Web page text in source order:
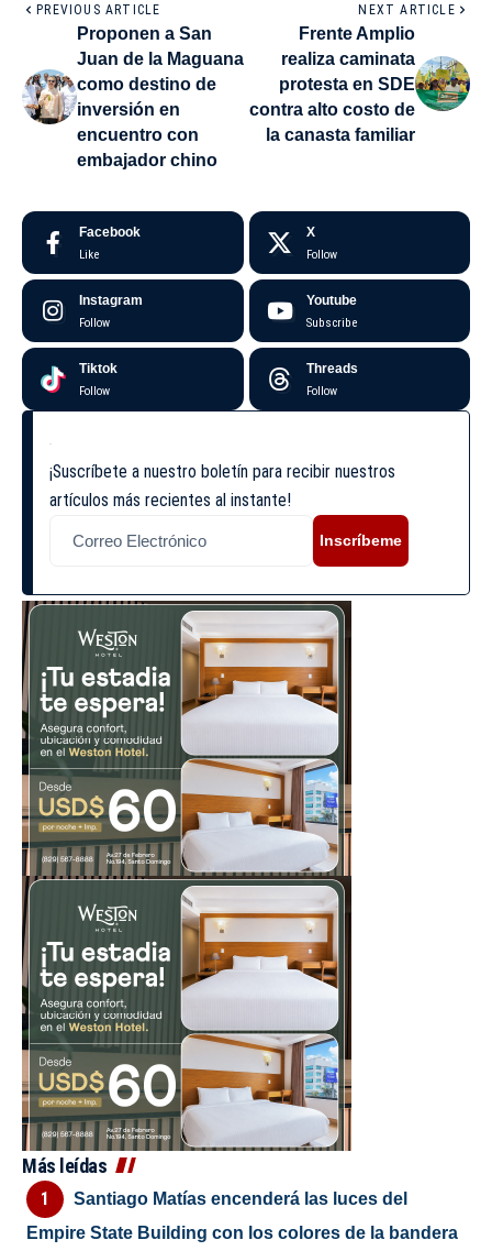
PREVIOUS ARTICLE
Proponen a San
Juan de la Maguana
como destino de
inversión en
encuentro con
embajador chino
NEXT ARTICLE
Frente Amplio
realiza caminata
protesta en SDE
contra alto costo de
la canasta familiar
Facebook
Like
X
Follow
Instagram
Follow
Youtube
Subscribe
Tiktok
Follow
Threads
Follow
¡Suscríbete a nuestro boletín para recibir nuestros
artículos más recientes al instante!
Inscríbeme
Más leídas
Santiago Matías encenderá las luces del
Empire State Building con los colores de la bandera